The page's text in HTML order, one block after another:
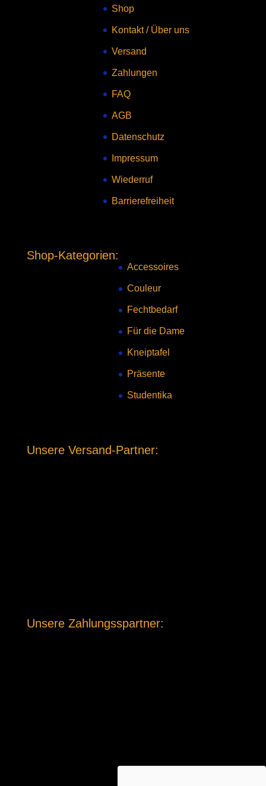
Shop
Kontakt/ Über uns
Versand
Zahlungen
FAQ
AGB
Datenschutz
Impressum
Wiederruf
Barrierefreiheit
Shop-Kategorien:
Accessoires
Couleur
Fechtbedarf
Für die Dame
Kneiptafel
Präsente
Studentika
Unsere Versand-Partner:
Unsere Zahlungsspartner: